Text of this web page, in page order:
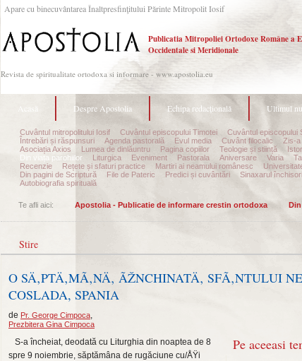
Apare cu binecuvântarea Înaltpresfinţitului Părinte Mitropolit Iosif
Publicatia Mitropoliei Ortodoxe Române a
Occidentale si Meridionale
Revista de spiritualitate ortodoxa si informare - www.apostolia.eu
Acasă Despre Apostolia Echipa redacțională Ultimul
Cuvântul mitropolitului Iosif Cuvântul episcopului Timotei Cuvântul episcopului
Întrebări și răspunsuri
Agenda pastorală Evul media Cuvânt filocalic Zis-a
Asociația Axios
Lumea de dinlăuntru Pagina copiilor Teologie și stiință
Din viața parohiilor
Liturgica Eveniment Pastorala Aniversare Varia
Recenzie
Rețete și sfaturi practice Martiri ai neamului românesc
Din pagini de Scriptură
File de Pateric Predici și cuvântări Sinaxarul
Autobiografia spirituală
Te afli aici: Apostolia - Publicatie de informare crestin ortodoxa
Stire
O SÄ‚PTÄ‚MÃ‚NÄ‚ ÃŽNCHINATÄ‚ SFÃ‚NTULUI
COSLADA, SPANIA
de Pr. George Cimpoca,
Prezbitera Gina Cimpoca
Pe aceeasi
S-a încheiat, deodată cu Liturghia din noaptea de 8
spre 9 noiem­brie, săptămâna de rugăciune cu/ÅŸi